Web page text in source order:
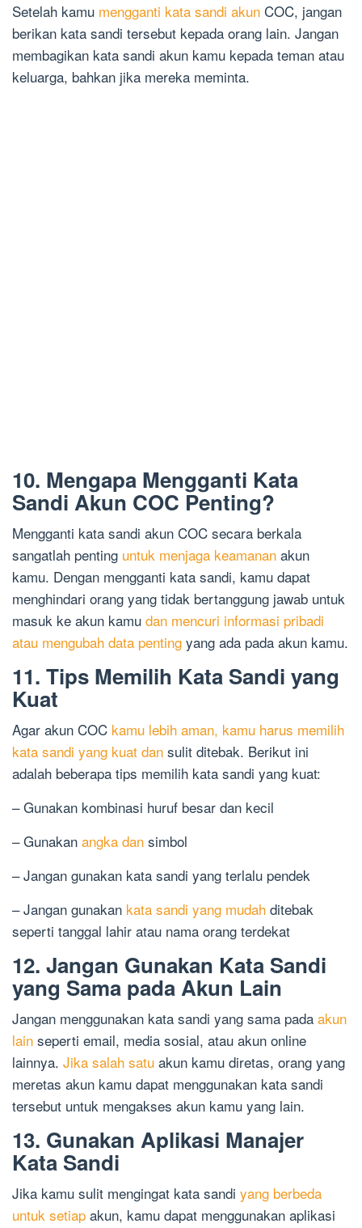
Setelah kamu mengganti kata sandi akun COC, jangan
berikan kata sandi tersebut kepada orang lain. Jangan
membagikan kata sandi akun kamu kepada teman atau
keluarga, bahkan jika mereka meminta.
10. Mengapa Mengganti Kata
Sandi Akun COC Penting?
Mengganti kata sandi akun COC secara berkala
sangatlah penting untuk menjaga keamanan akun
kamu. Dengan mengganti kata sandi, kamu dapat
menghindari orang yang tidak bertanggung jawab untuk
masuk ke akun kamu dan mencuri informasi pribadi
atau mengubah data penting yang ada pada akun kamu.
11. Tips Memilih Kata Sandi yang
Kuat
Agar akun COC kamu lebih aman, kamu harus memilih
kata sandi yang kuat dan sulit ditebak. Berikut ini
adalah beberapa tips memilih kata sandi yang kuat:
– Gunakan kombinasi huruf besar dan kecil
– Gunakan angka dan simbol
– Jangan gunakan kata sandi yang terlalu pendek
– Jangan gunakan kata sandi yang mudah ditebak
seperti tanggal lahir atau nama orang terdekat
12. Jangan Gunakan Kata Sandi
yang Sama pada Akun Lain
Jangan menggunakan kata sandi yang sama pada akun
lain seperti email, media sosial, atau akun online
lainnya. Jika salah satu akun kamu diretas, orang yang
meretas akun kamu dapat menggunakan kata sandi
tersebut untuk mengakses akun kamu yang lain.
13. Gunakan Aplikasi Manajer
Kata Sandi
Jika kamu sulit mengingat kata sandi yang berbeda
untuk setiap akun, kamu dapat menggunakan aplikasi